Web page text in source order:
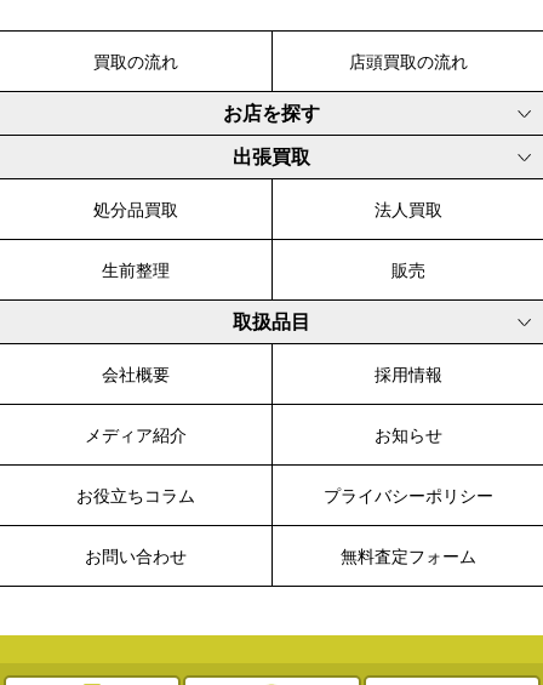
買取の流れ 店頭買取の流れ
お店を探す
出張買取
処分品買取 法人買取
生前整理 販売
取扱品目
会社概要 採用情報
メディア紹介 お知らせ
お役立ちコラム プライバシーポリシー
お問い合わせ 無料査定フォーム
© 2003-2026 WALK, All Rights Reserved.